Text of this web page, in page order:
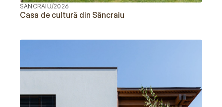
SANCRAIU/2026
Casa de cultură din Sâncraiu